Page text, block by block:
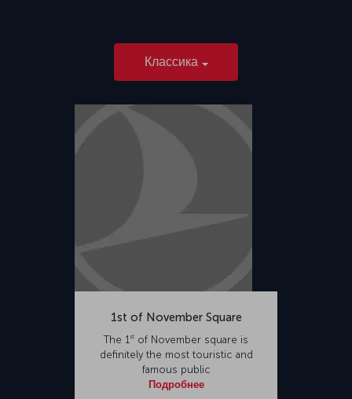
Классика
1st of November Square
The 1 st of November square is
definitely the most touristic and
famous public
Подробнее